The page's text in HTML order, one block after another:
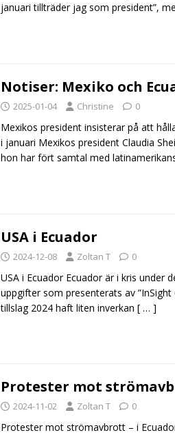
januari tillträder jag som president”,
Notiser: Mexiko och
2025-01-04 Christine 0
Mexikos president insisterar på att
i januari Mexikos president Claudia
hon har fört samtal med
USA i Ecuador
2024-12-08 Zoltan T 0
USA i Ecuador Ecuador är i kris under
uppgifter som presenterats av ”InSight
tillslag 2024 haft liten inverkan [ … ]
Protester mot
2024-11-02 Zoltan T 0
Protester mot strömavbrott – i